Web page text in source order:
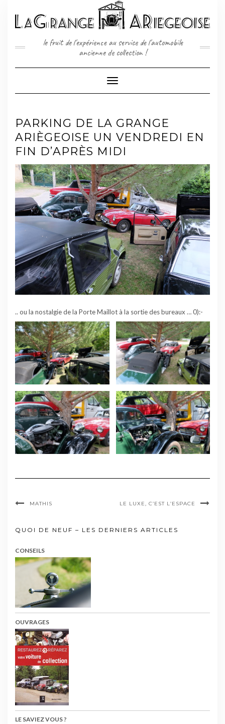
content
le fruit de l'expérience au service de l'automobile
ancienne de collection !
Toggle
Navigation
PARKING DE LA GRANGE
ARIÈGEOISE UN VENDREDI EN
FIN D’APRÈS MIDI
.. ou la nostalgie de la Porte Maillot à la sortie des bureaux … 0):-
MATHIS LE LUXE, C’EST L’ESPACE
QUOI DE NEUF – LES DERNIERS ARTICLES
CONSEILS
OUVRAGES
LE SAVIEZ VOUS ?